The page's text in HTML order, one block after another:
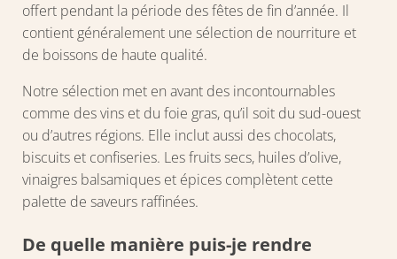
offert pendant la période des fêtes de fin d’année. Il
contient généralement une sélection de nourriture et
de boissons de haute qualité.
Notre sélection met en avant des incontournables
comme des vins et du foie gras, qu’il soit du sud-ouest
ou d’autres régions. Elle inclut aussi des chocolats,
biscuits et confiseries. Les fruits secs, huiles d’olive,
vinaigres balsamiques et épices complètent cette
palette de saveurs raffinées.
De quelle manière puis-je rendre